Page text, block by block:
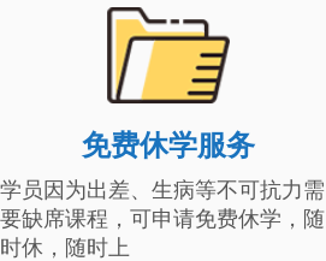
免费休学服务
学员因为出差、生病等不可抗力需
要缺席课程，可申请免费休学，随
时休，随时上